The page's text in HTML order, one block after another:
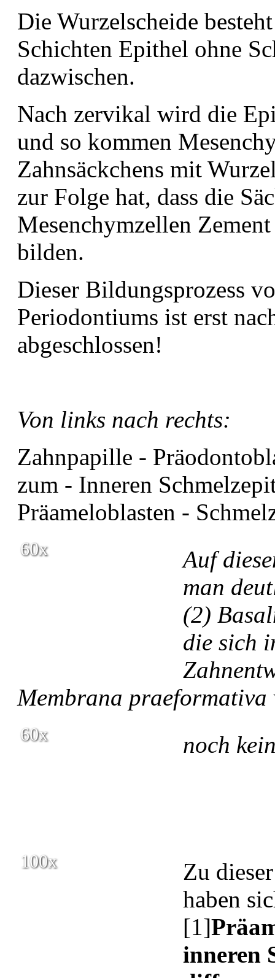
Die Wurzelscheide
Schichten Epithel ohne
dazwischen.
Nach zervikal wird die
und so kommen
Zahnsäckchens mit
zur Folge hat, dass die
Mesenchymzellen
bilden.
Dieser Bildungsprozess
Periodontiums ist erst
abgeschlossen!
Von links nach rechts:
Zahnpapille -
zum - Inneren
Präameloblasten -
60x
Auf
man
(2)
die sich
Membrana praeformativa
60x noch
100x
Zu
haben
[1]
inneren